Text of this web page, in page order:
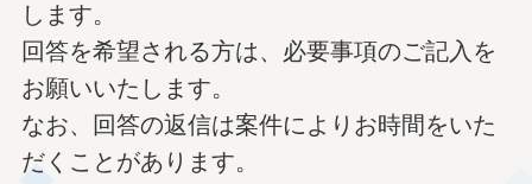
します。
回答を希望される方は、必要事項のご記入を
お願いいたします。
なお、回答の返信は案件によりお時間をいた
だくことがあります。